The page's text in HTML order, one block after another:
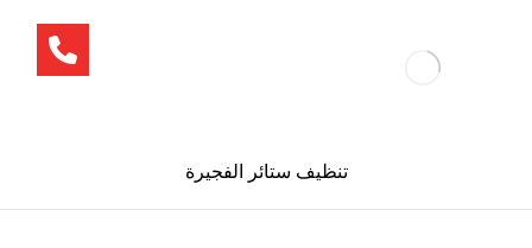
تنظيف ستائر الفجيرة